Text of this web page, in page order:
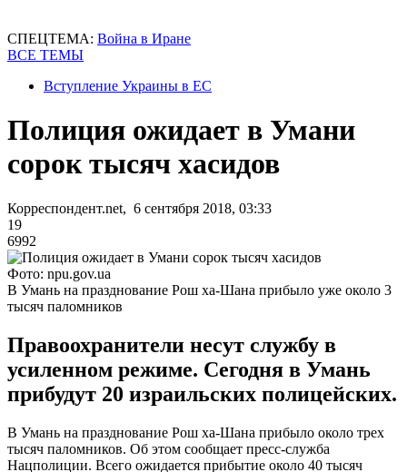
СПЕЦТЕМА: Война в Иране
ВСЕ ТЕМЫ
Вступление Украины в ЕС
Полиция ожидает в Умани
сорок тысяч хасидов
Корреспондент.net, 6 сентября 2018, 03:33
19
6992
Фото: npu.gov.ua
В Умань на празднование Рош ха-Шана прибыло уже около 3
тысяч паломников
Правоохранители несут службу в
усиленном режиме. Сегодня в Умань
прибудут 20 израильских полицейских.
В Умань на празднование Рош ха-Шана прибыло около трех
тысяч паломников. Об этом сообщает пресс-служба
Нацполиции. Всего ожидается прибытие около 40 тысяч